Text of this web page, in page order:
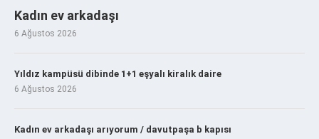
Kadın ev arkadaşı
6 Ağustos 2026
Yıldız kampüsü dibinde 1+1 eşyalı kiralık daire
6 Ağustos 2026
Kadın ev arkadaşı arıyorum / davutpaşa b kapısı